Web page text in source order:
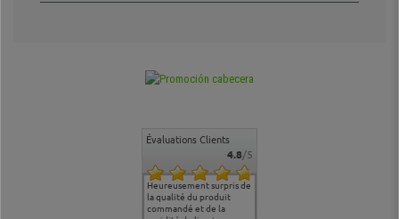
Évaluations Clients
4.8/5
Heureusement surpris de
la qualité du produit
commandé et de la